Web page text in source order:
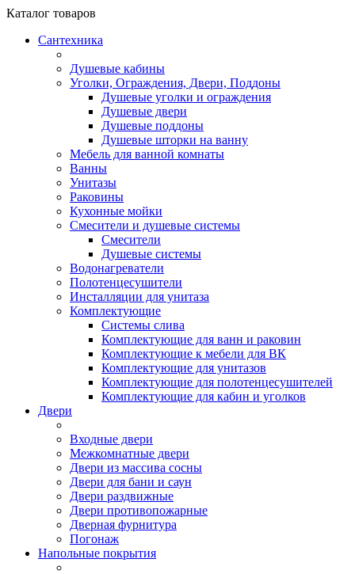
Каталог товаров
Сантехника
Душевые кабины
Уголки, Ограждения, Двери, Поддоны
Душевые уголки и ограждения
Душевые двери
Душевые поддоны
Душевые шторки на ванну
Мебель для ванной комнаты
Ванны
Унитазы
Раковины
Кухонные мойки
Смесители и душевые системы
Смесители
Душевые системы
Водонагреватели
Полотенцесушители
Инсталляции для унитаза
Комплектующие
Системы слива
Комплектующие для ванн и раковин
Комплектующие к мебели для ВК
Комплектующие для унитазов
Комплектующие для полотенцесушителей
Комплектующие для кабин и уголков
Двери
Входные двери
Межкомнатные двери
Двери из массива сосны
Двери для бани и саун
Двери раздвижные
Двери противопожарные
Дверная фурнитура
Погонаж
Напольные покрытия